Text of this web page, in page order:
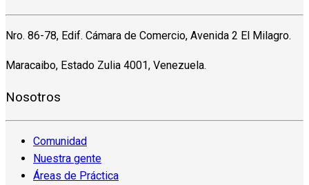
Nro. 86-78, Edif. Cámara de Comercio, Avenida 2 El Milagro.
Maracaibo, Estado Zulia 4001, Venezuela.
Nosotros
Comunidad
Nuestra gente
Áreas de Práctica